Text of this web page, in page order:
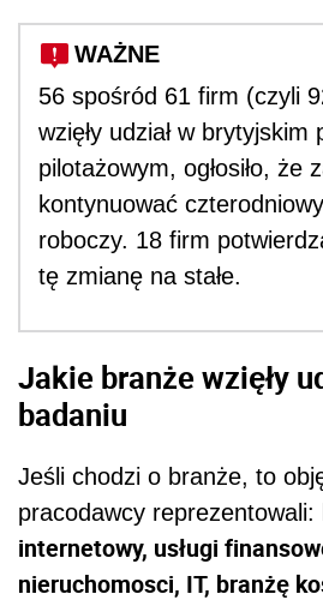
WAŻNE
56 spośród 61 firm (czyli
wzięły udział w brytyjskim
pilotażowym, ogłosiło, że
kontynuować
roboczy. 18 firm
tę zmianę na stałe.
Jakie branże wzięły
badaniu
Jeśli chodzi o branże, to
pracodawcy reprezentowali:
internetowy, usługi
nieruchomosci, IT, branżę